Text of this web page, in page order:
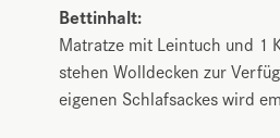
Bettinhalt:
Matratze mit Leintuch und 1
stehen Wolldecken zur
eigenen Schlafsackes wird